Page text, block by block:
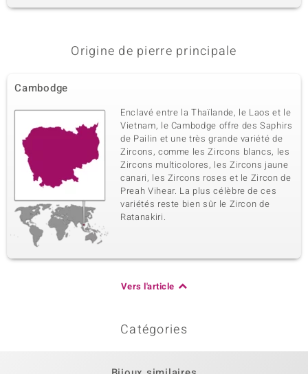
Origine de pierre principale
Cambodge
Enclavé entre la Thaïlande, le Laos et le
Vietnam, le Cambodge offre des Saphirs
de Pailin et une très grande variété de
Zircons, comme les Zircons blancs, les
Zircons multicolores, les Zircons jaune
canari, les Zircons roses et le Zircon de
Preah Vihear. La plus célèbre de ces
variétés reste bien sûr le Zircon de
Ratanakiri.
Vers l'article
Catégories